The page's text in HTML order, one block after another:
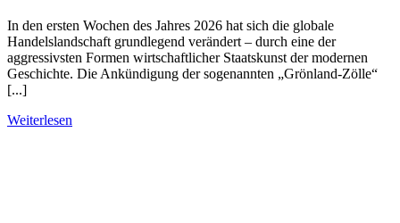
In den ersten Wochen des Jahres 2026 hat sich die globale
Handelslandschaft grundlegend verändert – durch eine der
aggressivsten Formen wirtschaftlicher Staatskunst der modernen
Geschichte. Die Ankündigung der sogenannten „Grönland-Zölle“
[...]
Weiterlesen